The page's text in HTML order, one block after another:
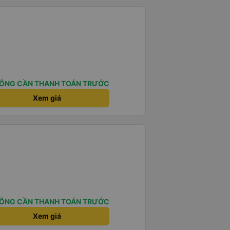
CẦN THANH TOÁN TRƯỚC
Xem giá
CẦN THANH TOÁN TRƯỚC
Xem giá